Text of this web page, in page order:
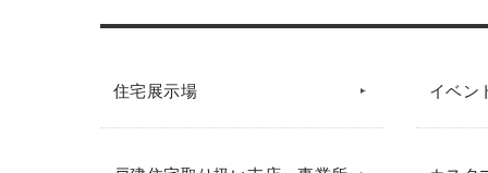
住宅展示場 イベン